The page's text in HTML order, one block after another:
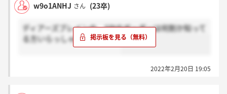
w9o1ANHJ さん (23卒)
ディアーズブレインの、SPIのボーダーは何割か知って
る方いらっしゃいますか？？
2022年2月20日 19:05